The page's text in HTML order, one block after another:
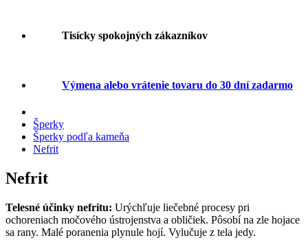
Tisícky spokojných zákazníkov
Výmena alebo vrátenie tovaru do 30 dní zadarmo
Šperky
Šperky podľa kameňa
Nefrit
Nefrit
Telesné účinky nefritu: Urýchľuje liečebné procesy pri
ochoreniach močového ústrojenstva a obličiek. Pôsobí na zle hojace
sa rany. Malé poranenia plynule hojí. Vylučuje z tela jedy.